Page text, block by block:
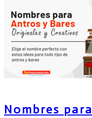
Nombres